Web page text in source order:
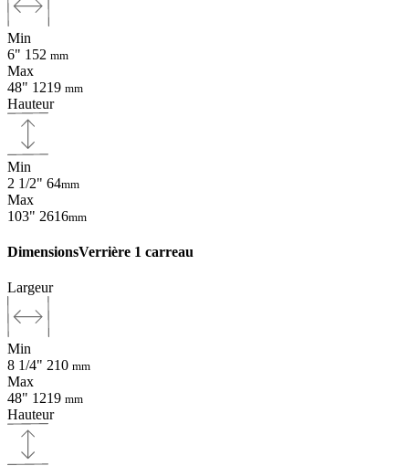
Min
6" 152 mm
Max
48" 1219 mm
Hauteur
Min
2 1/2" 64mm
Max
103" 2616mm
DimensionsVerrière 1 carreau
Largeur
Min
8 1/4" 210 mm
Max
48" 1219 mm
Hauteur